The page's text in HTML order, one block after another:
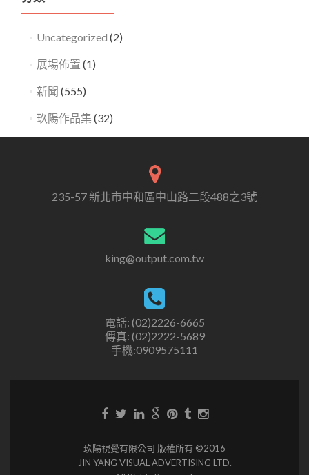
Uncategorized (2)
展場佈置 (1)
新聞 (555)
玖陽作品集 (32)
235-57 新北市中和區中山路二段488之3號
king@output.com.tw
電話: (02)2226-6665
傳真: (02)2222-5689
手機:0909575111
玖陽視覺有限公司 版權所有 ©2016
JIN YANG VISUAL ADVERTISING LTD.